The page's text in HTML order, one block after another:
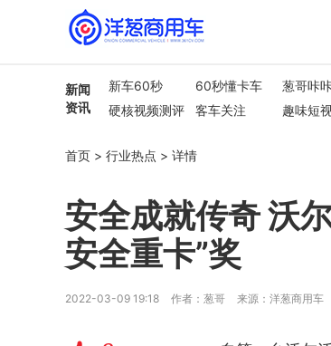
新闻
资讯
新车60秒 60秒懂卡车 葱哥咔
硬核视频测评
客车关注 趣味短
首页 > 行业热点 > 详情
安全成就传奇 沃
安全重卡”奖
2022-03-09 19:18 作者：葱哥 来源：洋葱商用车